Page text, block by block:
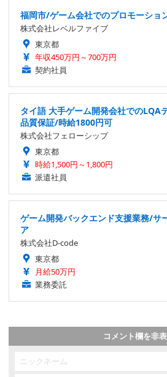
福岡市/ゲーム会社でのプロモーショ
株式会社レベルファイブ
東京都
年収450万円～700万円
契約社員
タイ語 大手ゲーム開発会社でのLQA
品質保証/時給1800円可
株式会社フェローシップ
東京都
時給1,500円～1,800円
派遣社員
ゲーム開発バックエンド支援業務/サ
ア
株式会社D-code
東京都
月給50万円
業務委託
コメント欄を非